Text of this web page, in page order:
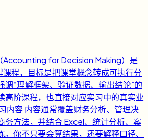
Accounting for Decision Making）是
程，目标是把课堂概念转成可执行分
调“理解框架、验证数据、输出结论”的
高阶课程，也直接对应实习中的真实业
内容 内容通常覆盖财务分析、管理决
务方法，并结合 Excel、统计分析、案
你不只要会算结果，还要解释口径、